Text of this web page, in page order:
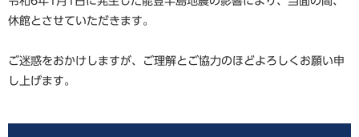
休館とさせていただきます。
ご迷惑をおかけしますが、ご理解とご協力のほどよろしくお願い申
し上げます。